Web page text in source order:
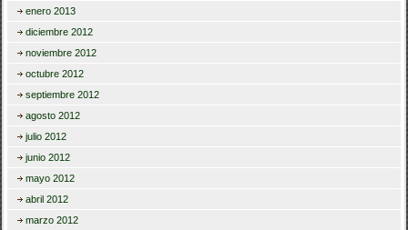
enero 2013
diciembre 2012
noviembre 2012
octubre 2012
septiembre 2012
agosto 2012
julio 2012
junio 2012
mayo 2012
abril 2012
marzo 2012